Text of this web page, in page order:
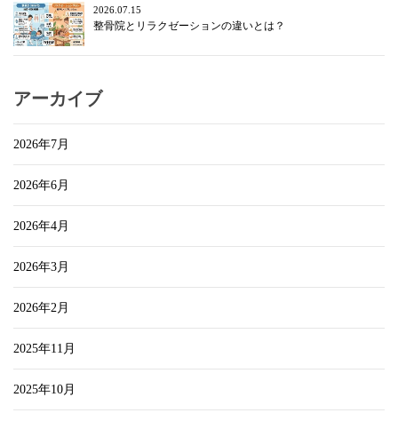
2026.07.15
整骨院とリラクゼーションの違いとは？
アーカイブ
2026年7月
2026年6月
2026年4月
2026年3月
2026年2月
2025年11月
2025年10月